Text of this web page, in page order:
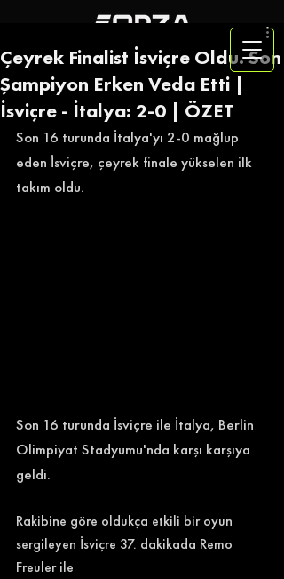
Çeyrek Finalist İsviçre Oldu. Son
Şampiyon Erken Veda Etti |
İsviçre - İtalya: 2-0 | ÖZET
Son 16 turunda İtalya'yı 2-0 mağlup
eden İsviçre, çeyrek finale yükselen ilk
takım oldu.
Son 16 turunda İsviçre ile İtalya, Berlin
Olimpiyat Stadyumu'nda karşı karşıya
geldi.
Rakibine göre oldukça etkili bir oyun
sergileyen İsviçre 37. dakikada Remo
Freuler ile